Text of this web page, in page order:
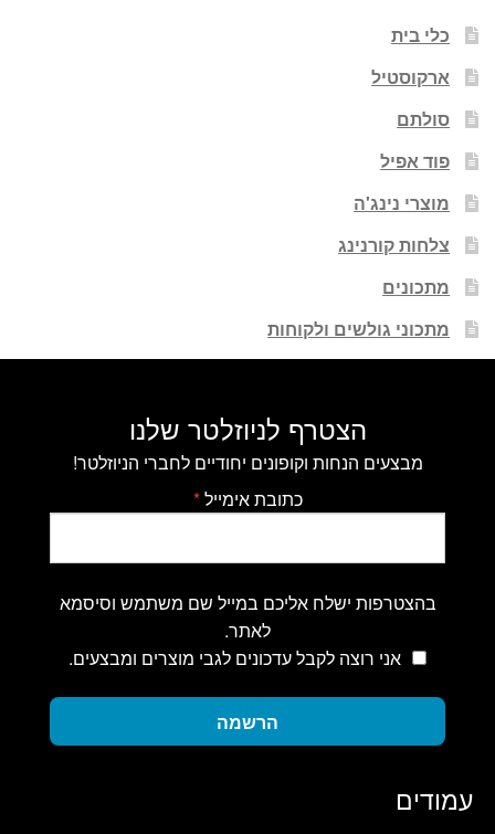
כלי בית
ארקוסטיל
סולתם
פוד אפיל
מוצרי נינג'ה
צלחות קורנינג
מתכונים
מתכוני גולשים ולקוחות
הצטרף לניוזלטר שלנו
מבצעים הנחות וקופונים יחודיים לחברי הניוזלטר!
כתובת אימייל*
בהצטרפות ישלח אליכם במייל שם משתמש וסיסמא
לאתר.
אני רוצה לקבל עדכונים לגבי מוצרים ומבצעים.
הרשמה
עמודים